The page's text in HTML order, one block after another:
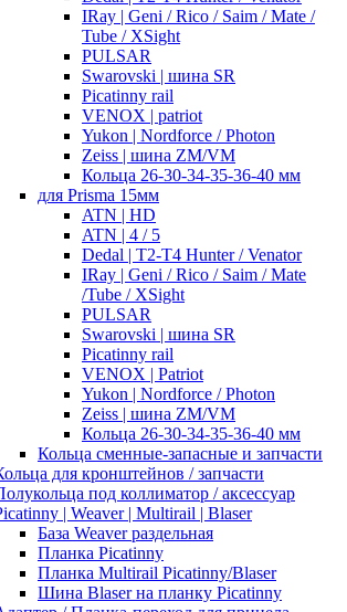
IRay | Geni / Rico / Saim / Mate /
Tube / XSight
PULSAR
Swarovski | шина SR
Picatinny rail
VENOX | patriot
Yukon | Nordforce / Photon
Zeiss | шина ZM/VM
Кольца 26-30-34-35-36-40 мм
для Prisma 15мм
ATN | HD
ATN | 4 / 5
Dedal | T2-T4 Hunter / Venator
IRay | Geni / Rico / Saim / Mate
/Tube / XSight
PULSAR
Swarovski | шина SR
Picatinny rail
VENOX | Patriot
Yukon | Nordforce / Photon
Zeiss | шина ZM/VM
Кольца 26-30-34-35-36-40 мм
Кольца сменные-запасные и запчасти
для кронштейнов / запчасти
под коллиматор / аксессуар
| Weaver | Multirail | Blaser
База Weaver раздельная
Планка Picatinny
Планка Multirail Picatinny/Blaser
Шина Blaser на планку Picatinny